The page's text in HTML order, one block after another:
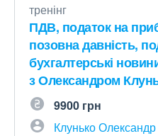
тренінг
ПДВ, податок на
позовна давність,
бухгалтерські
з Олександром
9900 грн
Клунько